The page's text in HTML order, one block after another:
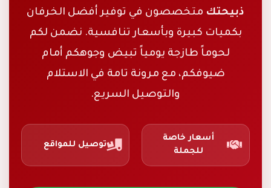
ذبيحتك متخصصون في توفير أفضل الخرفان
بكميات كبيرة وبأسعار تنافسية. نضمن لكم
لحوماً طازجة يومياً تبيض وجوهكم أمام
ضيوفكم، مع مرونة تامة في الاستلام
والتوصيل السريع.
أسعار خاصة
للجملة
توصيل للمواقع